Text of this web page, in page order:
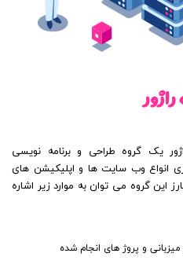
یک گروه طراحی و برنامه نویسی
انواع وب سایت ها و اپلیکیشن های
این گروه می توان به موارد زیر اشاره
و پروژ های انجام شده